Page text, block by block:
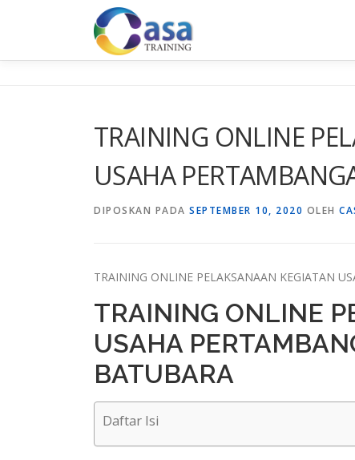
TRAINING ONLINE
USAHA
DIPOSKAN PADA SEPTEMBER 10, 2020 OLEH
TRAINING ONLINE PELAKSANAAN KEGIATAN
TRAINING ONLINE
USAHA
BATUBARA
Daftar Isi